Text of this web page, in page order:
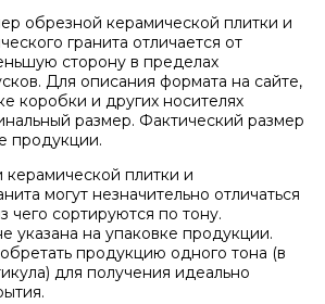
обрезной керамической плитки и
гранита отличается от
сторону в пределах
Для описания формата на сайте,
коробки и других носителях
размер. Фактический размер
продукции.
плитки и
могут незначительно отличаться
чего сортируются по тону.
указана на упаковке продукции.
продукцию одного тона (в
для получения идеально